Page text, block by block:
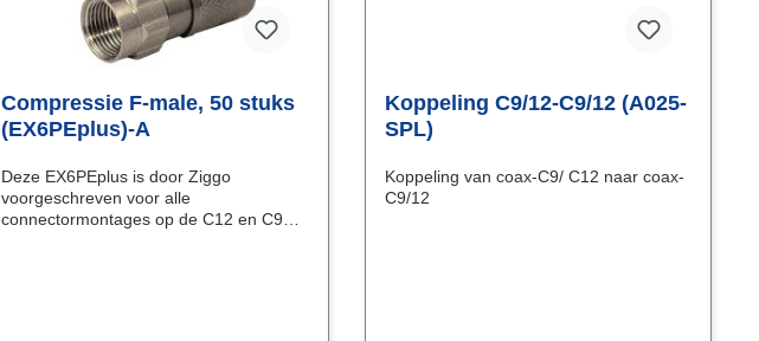
Compressie F-male, 50 stuks
(EX6PEplus)-A
Deze EX6PEplus is door Ziggo
voorgeschreven voor alle
connectormontages op de C12 en C9
Koppeling C9/12-C9/12 (A025-
SPL)
Koppeling van coax-C9/ C12 naar coax-